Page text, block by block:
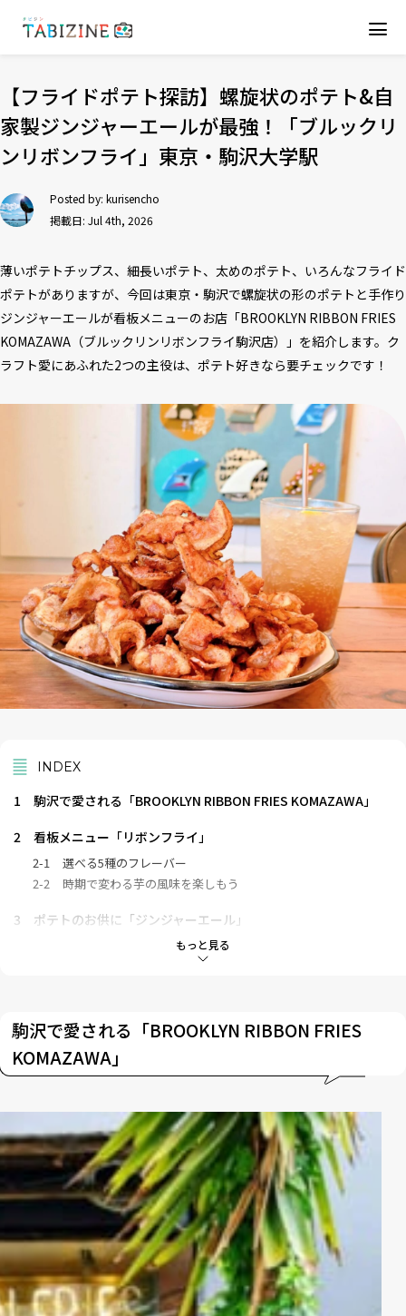
【フライドポテト探訪】螺旋状のポテト&自
家製ジンジャーエールが最強！「ブルックリ
ンリボンフライ」東京・駒沢大学駅
Posted by: kurisencho
掲載日: Jul 4th, 2026
薄いポテトチップス、細長いポテト、太めのポテト、いろんなフライド
ポテトがありますが、今回は東京・駒沢で螺旋状の形のポテトと手作り
ジンジャーエールが看板メニューのお店「BROOKLYN RIBBON FRIES
KOMAZAWA（ブルックリンリボンフライ駒沢店）」を紹介します。ク
ラフト愛にあふれた2つの主役は、ポテト好きなら要チェックです！
もっと見る
INDEX
1
駒沢で愛される「BROOKLYN RIBBON FRIES KOMAZAWA」
2
看板メニュー「リボンフライ」
2-1
選べる5種のフレーバー
2-2
時期で変わる芋の風味を楽しもう
3 ポテトのお供に「ジンジャーエール」
自家製ジンジャーシロップのアレンジ
駒沢で愛される「BROOKLYN RIBBON FRIES
KOMAZAWA」